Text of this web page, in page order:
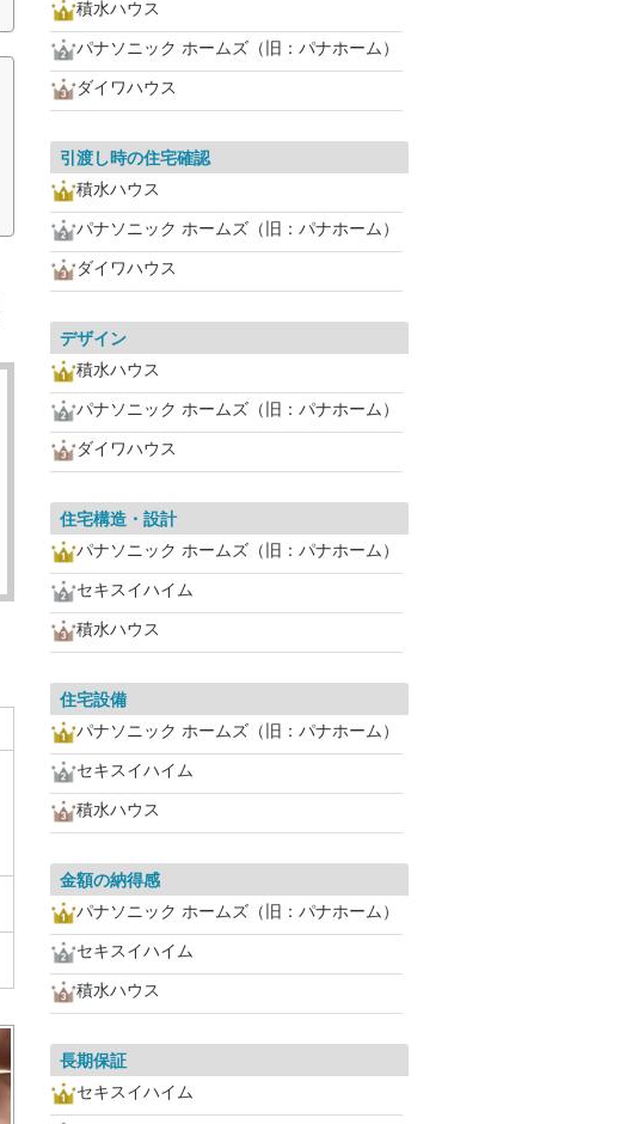
積水ハウス
パナソニック ホームズ（旧：パナホーム）
ダイワハウス
引渡し時の住宅確認
積水ハウス
パナソニック ホームズ（旧：パナホーム）
ダイワハウス
デザイン
積水ハウス
パナソニック ホームズ（旧：パナホーム）
ダイワハウス
住宅構造・設計
パナソニック ホームズ（旧：パナホーム）
セキスイハイム
積水ハウス
住宅設備
パナソニック ホームズ（旧：パナホーム）
セキスイハイム
積水ハウス
金額の納得感
パナソニック ホームズ（旧：パナホーム）
セキスイハイム
積水ハウス
長期保証
セキスイハイム